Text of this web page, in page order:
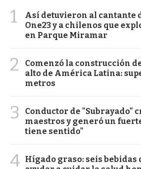
1
Así detuvieron al cantante
One23 y a chilenos que
en Parque Miramar
2
Comenzó la construcción
alto de América Latina:
metros
3
Conductor de "Subrayado"
maestros y generó un
tiene sentido"
4 Hígado graso: seis bebidas